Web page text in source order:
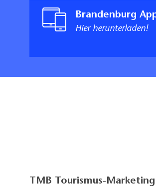
Brandenburg
Hier herunterladen!
TMB Tourismus-